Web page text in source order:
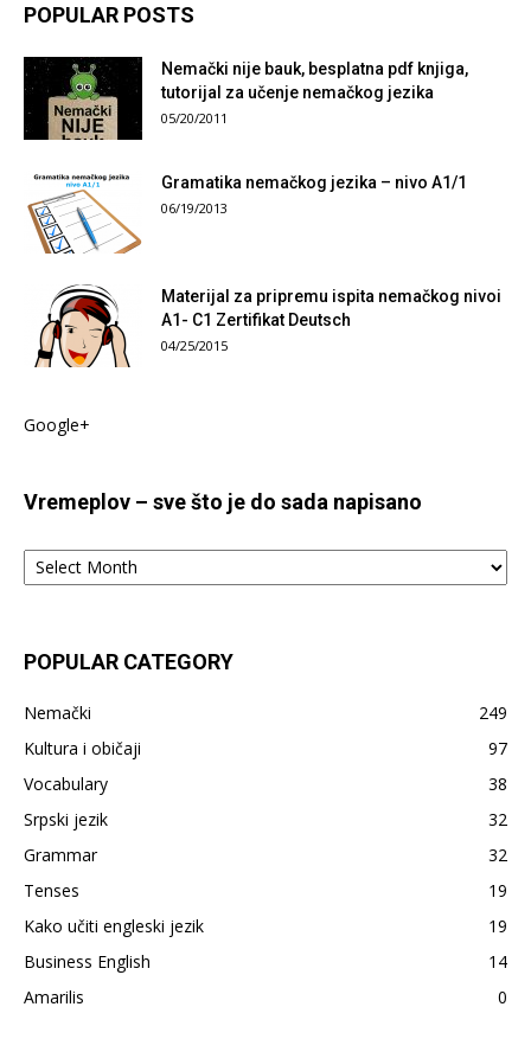
POPULAR POSTS
Nemački nije bauk, besplatna pdf knjiga,
tutorijal za učenje nemačkog jezika
05/20/2011
Gramatika nemačkog jezika – nivo A1/1
06/19/2013
Materijal za pripremu ispita nemačkog nivoi
A1- C1 Zertifikat Deutsch
04/25/2015
Google+
Vremeplov – sve što je do sada napisano
Vremeplov
do
napisano
POPULAR CATEGORY
Nemački
249
Kultura i običaji
97
Vocabulary
38
Srpski jezik
32
Grammar
32
Tenses
19
Kako učiti engleski jezik
19
Business English
14
Amarilis
0